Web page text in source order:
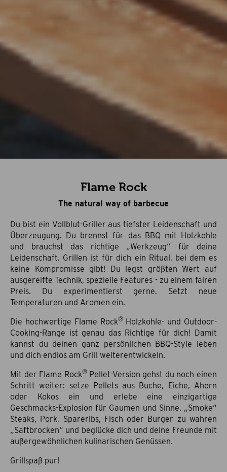
Flame Rock
The natural way of barbecue
Du bist ein Vollblut-Griller aus tiefster Leidenschaft und
Überzeugung. Du brennst für das BBQ mit Holzkohle
und brauchst das richtige „Werkzeug“ für deine
Leidenschaft. Grillen ist für dich ein Ritual, bei dem es
keine Kompromisse gibt! Du legst größten Wert auf
ausgereifte Technik, spezielle Features - zu einem fairen
Preis. Du experimentierst gerne. Setzt neue
Temperaturen und Aromen ein.
Die hochwertige Flame Rock®Holzkohle- und Outdoor-
Cooking-Range ist genau das Richtige für dich! Damit
kannst du deinen ganz persönlichen BBQ-Style leben
und dich endlos am Grill weiterentwickeln.
Mit der Flame Rock® Pellet-Version gehst du noch einen
Schritt weiter: setze Pellets aus Buche, Eiche, Ahorn
oder Kokos ein und erlebe eine einzigartige
Geschmacks-Explosion für Gaumen und Sinne. „Smoke“
Steaks, Pork, Spareribs, Fisch oder Burger zu wahren
„Saftbrocken“ und beglücke dich und deine Freunde mit
außergewöhnlichen kulinarischen Genüssen.
Grillspaß pur!